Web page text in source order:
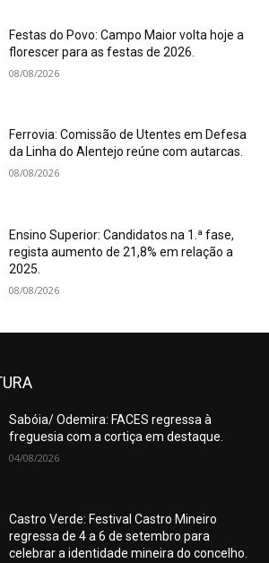
Festas do Povo: Campo Maior volta hoje a
florescer para as festas de 2026.
08/08/2026
Ferrovia: Comissão de Utentes em Defesa
da Linha do Alentejo reúne com autarcas.
08/08/2026
Ensino Superior: Candidatos na 1.ª fase,
regista aumento de 21,8% em relação a
2025.
08/08/2026
Sabóia/ Odemira: FACES regressa à
freguesia com a cortiça em destaque.
04/08/2026
Castro Verde: Festival Castro Mineiro
regressa de 4 a 6 de setembro para
celebrar a identidade mineira do concelho.